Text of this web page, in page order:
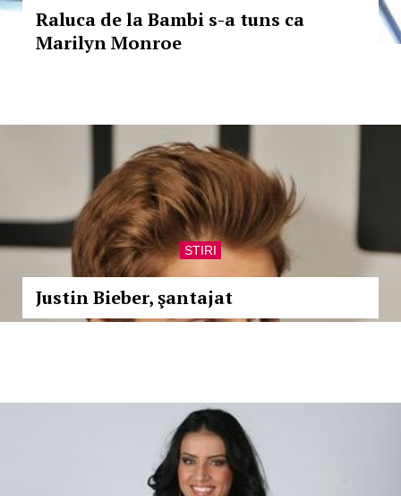
Raluca de la Bambi s-a tuns ca
Marilyn Monroe
STIRI
Justin Bieber, şantajat